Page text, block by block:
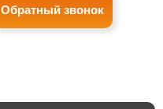
Обратный звонок